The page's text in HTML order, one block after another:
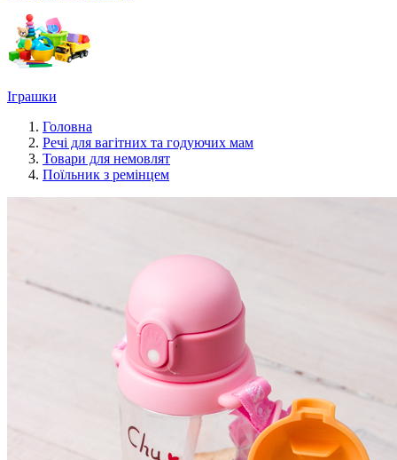
Іграшки
Головна
Речі для вагітних та годуючих мам
Товари для немовлят
Поїльник з ремінцем